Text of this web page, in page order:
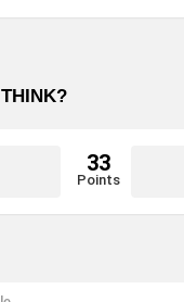
33
Points